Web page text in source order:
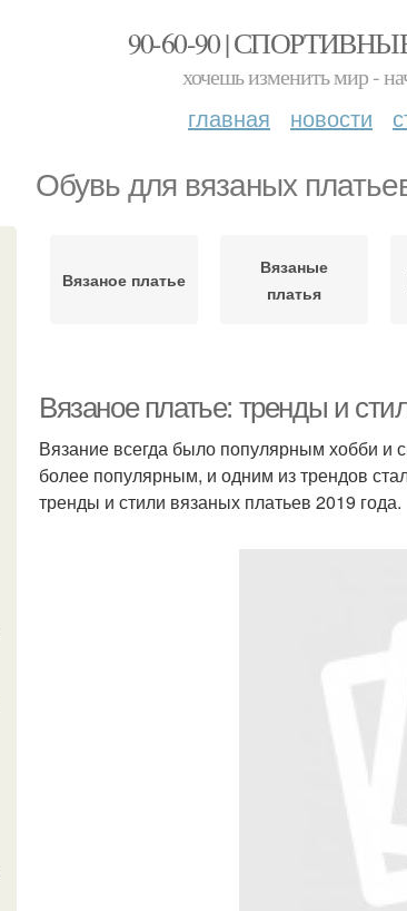
90-60-90 |
хочешь изменить мир -
главная новости
Обувь для вязаных
Вязаное платье
Вязаные
платья
Вязаное платье: тренды и
Вязание всегда было популярным хобби и
более популярным, и одним из трендов
тренды и стили вязаных платьев 2019 года.